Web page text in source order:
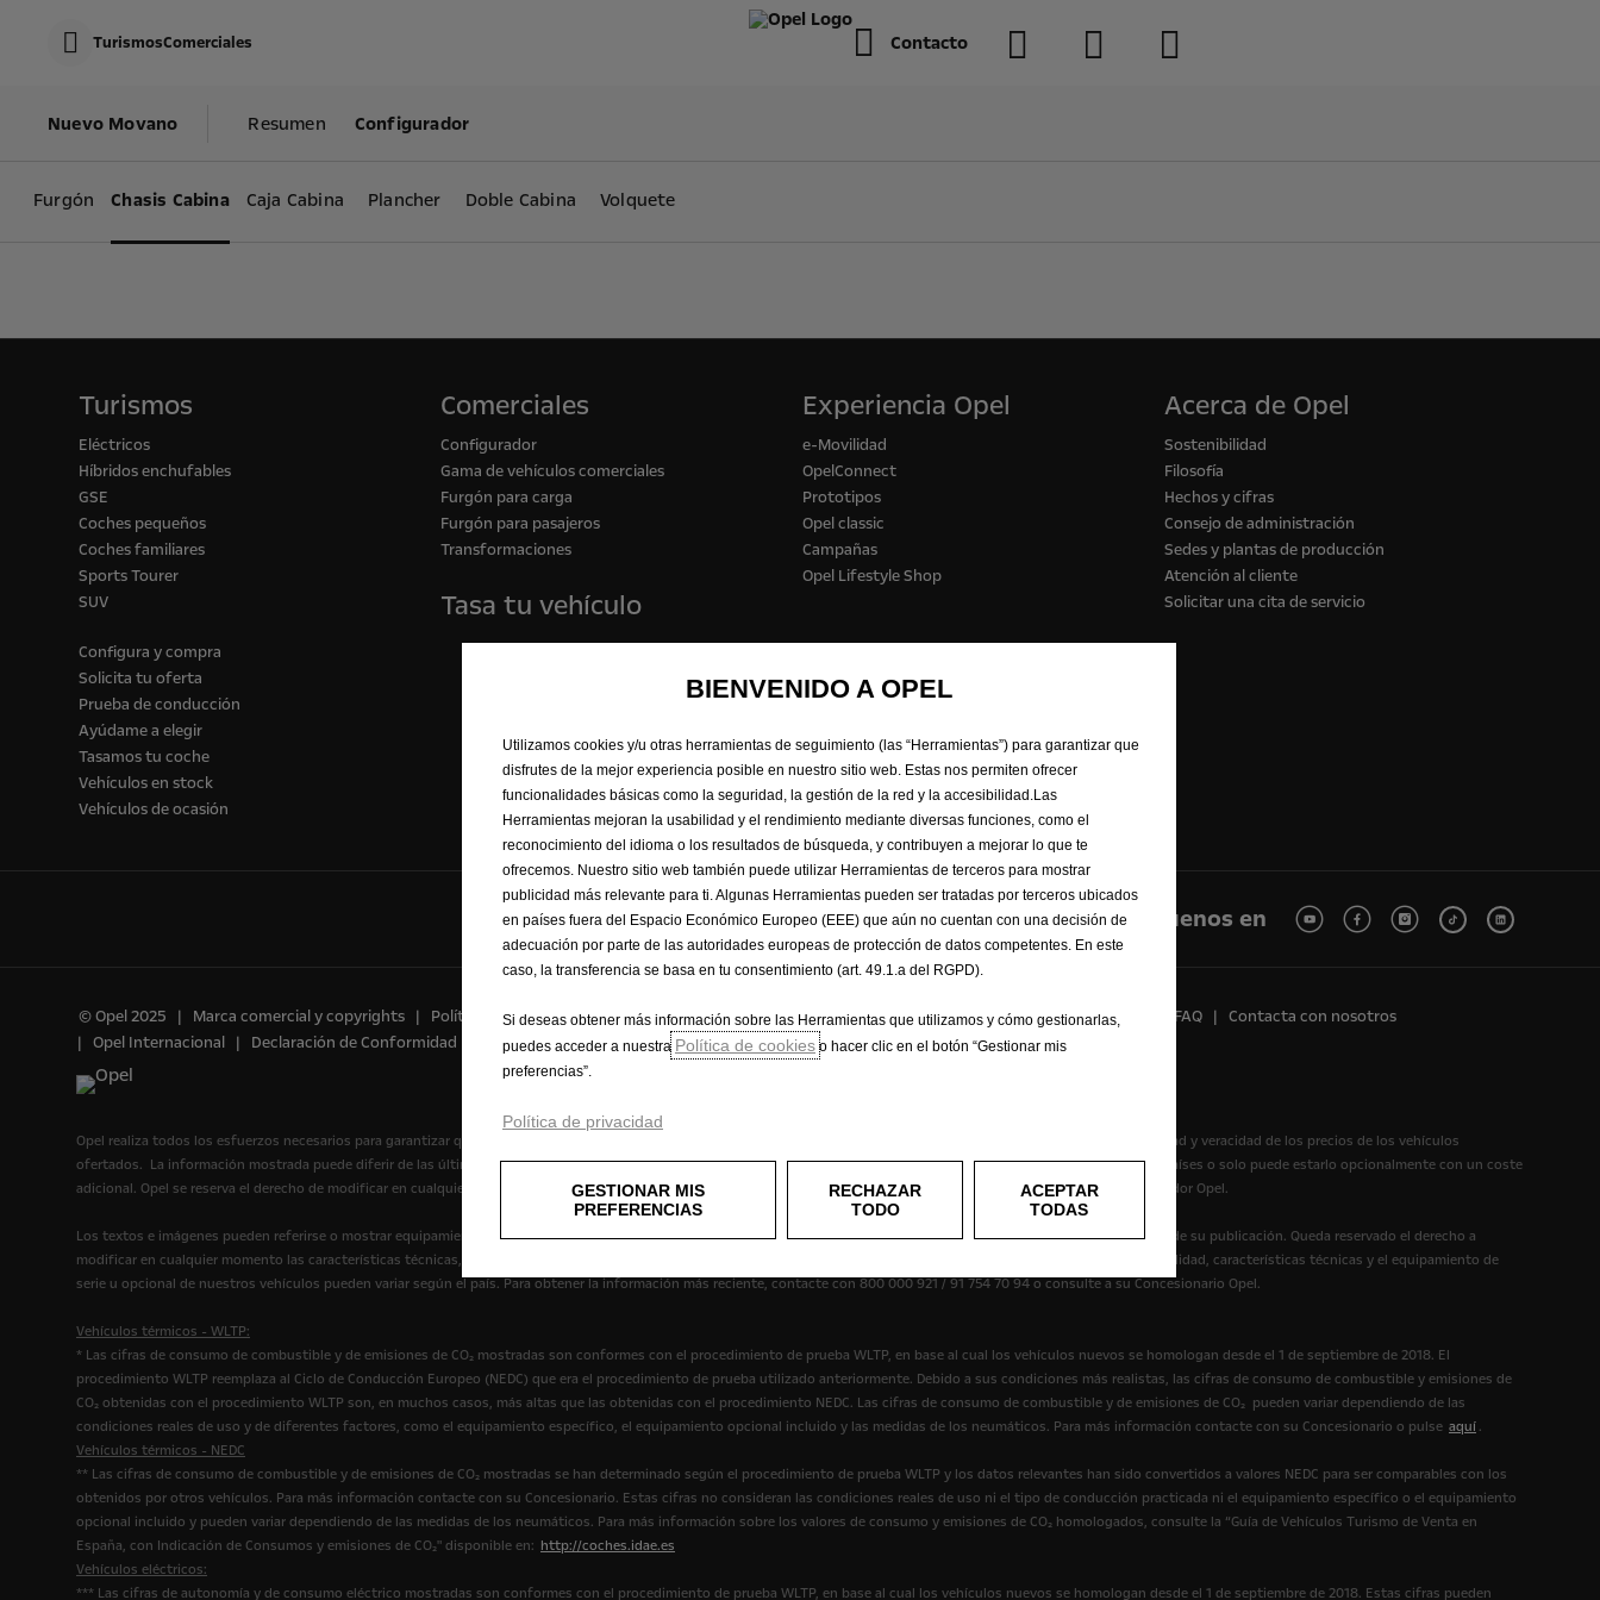
TurismosComerciales Contacto
i
Nuevo Movano Resumen Configurador
Furgón Chasis Cabina Caja Cabina Plancher Doble Cabina Volquete
Turismos
Eléctricos
Híbridos enchufables
GSE
Coches pequeños
Coches familiares
Sports Tourer
SUV
Configura y compra
Solicita tu oferta
Prueba de conducción
Ayúdame a elegir
Tasamos tu coche
Vehículos en stock
Vehículos de ocasión
Comerciales
Configurador
Gama de vehículos comerciales
Furgón para carga
Furgón para pasajeros
Transformaciones
Tasa tu vehículo
Experiencia Opel
e-Movilidad
OpelConnect
Prototipos
Opel classic
Campañas
Opel Lifestyle Shop
Acerca de Opel
Sostenibilidad
Filosofía
Hechos y cifras
Consejo de administración
Sedes y plantas de producción
Atención al cliente
Solicitar una cita de servicio
Síguenos en
© Opel 2025 Marca comercial y copyrights Política de Privacidad Política de cookies Datos de consumo Información legal Reciclaje FAQ
Contacta con nosotros
Opel Internacional
Declaración de Conformidad Preferencias de Cookies Accesibilidad
Opel realiza todos los esfuerzos necesarios para garantizar que la información contenida en el Sitio sea correcta y esté actualizada. Opel garantiza la exactitud, exhaustividad y veracidad de los precios de los vehículos
ofertados. La información mostrada puede diferir de las últimas especificaciones, igualmente, el equipamiento descrito o mostrado puede no estar disponible en algunos países o solo puede estarlo opcionalmente con un coste
adicional. Opel se reserva el derecho de modificar en cualquier momento las especificaciones del producto. Para obtener la información más actual contacte con su Distribuidor Opel.
Los textos e imágenes pueden referirse o mostrar equipamiento opcional no incluido de serie y disponible con un coste adicional. La información es vigente en el momento de su publicación. Queda reservado el derecho a
modificar en cualquier momento las características técnicas, el diseño y el equipamiento. Los colores mostrados son solo una aproximación a los colores reales. La disponibilidad, características técnicas y el equipamiento de
serie u opcional de nuestros vehículos pueden variar según el país. Para obtener la información más reciente, contacte con 800 000 921 / 91 754 70 94 o consulte a su Concesionario Opel.
Vehículos térmicos - WLTP:
* Las cifras de consumo de combustible y de emisiones de CO₂ mostradas son conformes con el procedimiento de prueba WLTP, en base al cual los vehículos nuevos se homologan desde el 1 de septiembre de 2018. El
procedimiento WLTP reemplaza al Ciclo de Conducción Europeo (NEDC) que era el procedimiento de prueba utilizado anteriormente. Debido a sus condiciones más realistas, las cifras de consumo de combustible y emisiones de
CO₂ obtenidas con el procedimiento WLTP son, en muchos casos, más altas que las obtenidas con el procedimiento NEDC. Las cifras de consumo de combustible y de emisiones de CO₂ pueden variar dependiendo de las
condiciones reales de uso y de diferentes factores, como el equipamiento específico, el equipamiento opcional incluido y las medidas de los neumáticos. Para más información contacte con su Concesionario o pulse aquí .
Vehículos térmicos - NEDC
** Las cifras de consumo de combustible y de emisiones de CO₂ mostradas se han determinado según el procedimiento de prueba WLTP y los datos relevantes han sido convertidos a valores NEDC para ser comparables con los
obtenidos por otros vehículos. Para más información contacte con su Concesionario. Estas cifras no consideran las condiciones reales de uso ni el tipo de conducción practicada ni el equipamiento específico o el equipamiento
opcional incluido y pueden variar dependiendo de las medidas de los neumáticos. Para más información sobre los valores de consumo y emisiones de CO₂ homologados, consulte la “Guía de Vehículos Turismo de Venta en
España, con Indicación de Consumos y emisiones de CO₂" disponible en: http://coches.idae.es
Vehículos eléctricos:
*** Las cifras de autonomía y de consumo eléctrico mostradas son conformes con el procedimiento de prueba WLTP, en base al cual los vehículos nuevos se homologan desde el 1 de septiembre de 2018. Estas cifras pueden
BIENVENIDO A OPEL
Utilizamos cookies y/u otras herramientas de seguimiento (las “Herramientas”) para garantizar que
disfrutes de la mejor experiencia posible en nuestro sitio web. Estas nos permiten ofrecer
funcionalidades básicas como la seguridad, la gestión de la red y la accesibilidad.Las
Herramientas mejoran la usabilidad y el rendimiento mediante diversas funciones, como el
reconocimiento del idioma o los resultados de búsqueda, y contribuyen a mejorar lo que te
ofrecemos. Nuestro sitio web también puede utilizar Herramientas de terceros para mostrar
publicidad más relevante para ti. Algunas Herramientas pueden ser tratadas por terceros ubicados
en países fuera del Espacio Económico Europeo (EEE) que aún no cuentan con una decisión de
adecuación por parte de las autoridades europeas de protección de datos competentes. En este
caso, la transferencia se basa en tu consentimiento (art. 49.1.a del RGPD).
Si deseas obtener más información sobre las Herramientas que utilizamos y cómo gestionarlas,
puedes acceder a nuestra Política de cookies o hacer clic en el botón “Gestionar mis
preferencias”.
Política de privacidad
GESTIONAR MIS
PREFERENCIAS
ACEPTAR
TODAS
RECHAZAR
TODO